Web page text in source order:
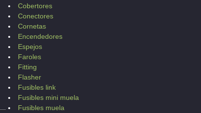
Cobertores
Conectores
Cornetas
Encendedores
Espejos
Faroles
Fitting
Flasher
Fusibles link
Fusibles mini muela
Fusibles muela